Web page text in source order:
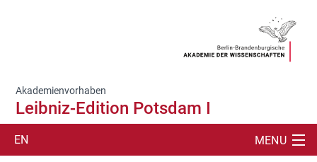
Akademienvorhaben
Leibniz-Edition Potsdam I
MENU
EN